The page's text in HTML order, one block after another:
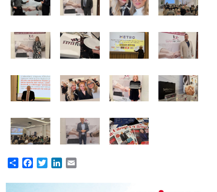
Share FacebookTwitterLinkedIn